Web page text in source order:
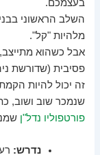
בעצמכם.
השלב הראשוני
מלהיות "קל".
אבל כשהוא
פסיבית (שדורשת
זה יכול להיות הקמת
שנמכר שוב ושוב,
פורטפוליו נדל"ן
נדרש: